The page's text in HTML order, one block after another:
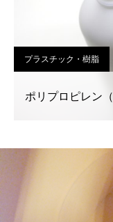
プラスチック・樹脂
ポリプロピレン（